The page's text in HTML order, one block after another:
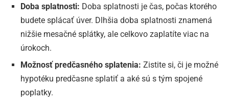
Doba splatnosti: Doba splatnosti je čas, počas ktorého
budete splácať úver. Dlhšia doba splatnosti znamená
nižšie mesačné splátky, ale celkovo zaplatíte viac na
úrokoch.
Možnosť predčasného splatenia: Zistite si, či je možné
hypotéku predčasne splatiť a aké sú s tým spojené
poplatky.